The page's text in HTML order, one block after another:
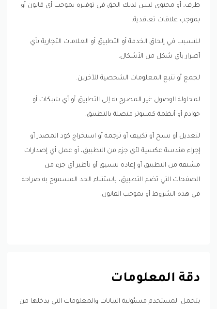
طرف، أو محتوى ليس لديك الحق في توفيره بموجب أي قانون أو
بموجب علاقات تعاقدية.
للتسبب في إلحاق الخدمة أو التطبيق أو العلامات التجارية بأي
أضرار بأي شكل من الأشكال.
لجمع أو تتبع المعلومات الشخصية للآخرين.
لمحاولة الوصول غير المصرح به إلى التطبيق أو أي شبكات أو
خوادم أو أنظمة كمبيوتر متصلة بالتطبيق.
لتعديل أو نسخ أو تكييف أو ترجمة أو استخراج كود المصدر أو
إجراء هندسة عكسية لأي جزء من التطبيق، أو عمل أي إصدارات
مشتقة من التطبيق أو إعادة تنسيق أو تأطير أي جزء من
الصفحات التي تضم التطبيق، باستثناء الحد المسموح به صراحة
في هذه الشروط أو بموجب القانون.
دقة المعلومات
يتحمل المستخدم مسئولية البيانات والمعلومات التي يدخلها من